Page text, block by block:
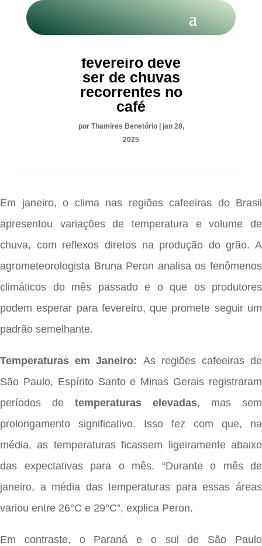
fevereiro deve
ser de chuvas
recorrentes no
café
por Thamires Benetório| jan 28,
2025
Em janeiro, o clima nas regiões cafeeiras do Brasil
apresentou variações de temperatura e volume de
chuva, com reflexos diretos na produção do grão. A
agrometeorologista Bruna Peron analisa os fenômenos
climáticos do mês passado e o que os produtores
podem esperar para fevereiro, que promete seguir um
padrão semelhante.
Temperaturas em Janeiro: As regiões cafeeiras de
São Paulo, Espírito Santo e Minas Gerais registraram
períodos de temperaturas elevadas, mas sem
prolongamento significativo. Isso fez com que, na
média, as temperaturas ficassem ligeiramente abaixo
das expectativas para o mês. “Durante o mês de
janeiro, a média das temperaturas para essas áreas
variou entre 26°C e 29°C”, explica Peron.
Em contraste, o Paraná e o sul de São Paulo